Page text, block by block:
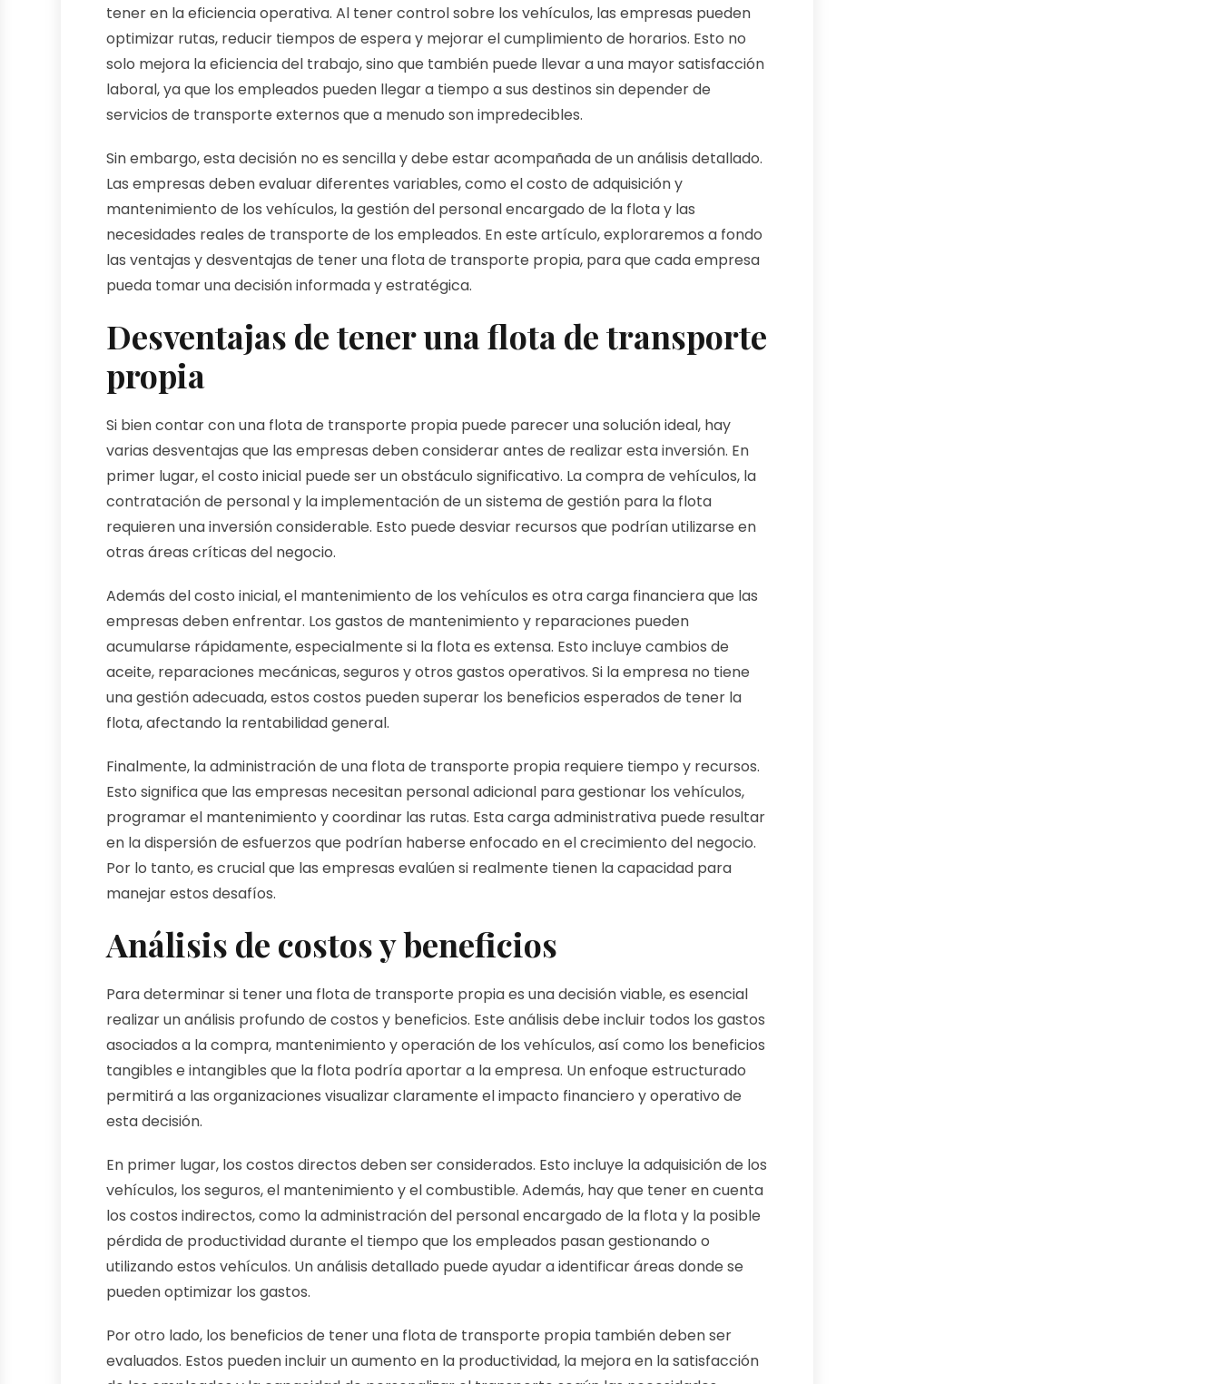
tener en la eficiencia operativa. Al tener control sobre los vehículos, las empresas pueden
optimizar rutas, reducir tiempos de espera y mejorar el cumplimiento de horarios. Esto no
solo mejora la eficiencia del trabajo, sino que también puede llevar a una mayor satisfacción
laboral, ya que los empleados pueden llegar a tiempo a sus destinos sin depender de
servicios de transporte externos que a menudo son impredecibles.
Sin embargo, esta decisión no es sencilla y debe estar acompañada de un análisis detallado.
Las empresas deben evaluar diferentes variables, como el costo de adquisición y
mantenimiento de los vehículos, la gestión del personal encargado de la flota y las
necesidades reales de transporte de los empleados. En este artículo, exploraremos a fondo
las ventajas y desventajas de tener una flota de transporte propia, para que cada empresa
pueda tomar una decisión informada y estratégica.
Desventajas de tener una flota de transporte
propia
Si bien contar con una flota de transporte propia puede parecer una solución ideal, hay
varias desventajas que las empresas deben considerar antes de realizar esta inversión. En
primer lugar, el costo inicial puede ser un obstáculo significativo. La compra de vehículos, la
contratación de personal y la implementación de un sistema de gestión para la flota
requieren una inversión considerable. Esto puede desviar recursos que podrían utilizarse en
otras áreas críticas del negocio.
Además del costo inicial, el mantenimiento de los vehículos es otra carga financiera que las
empresas deben enfrentar. Los gastos de mantenimiento y reparaciones pueden
acumularse rápidamente, especialmente si la flota es extensa. Esto incluye cambios de
aceite, reparaciones mecánicas, seguros y otros gastos operativos. Si la empresa no tiene
una gestión adecuada, estos costos pueden superar los beneficios esperados de tener la
flota, afectando la rentabilidad general.
Finalmente, la administración de una flota de transporte propia requiere tiempo y recursos.
Esto significa que las empresas necesitan personal adicional para gestionar los vehículos,
programar el mantenimiento y coordinar las rutas. Esta carga administrativa puede resultar
en la dispersión de esfuerzos que podrían haberse enfocado en el crecimiento del negocio.
Por lo tanto, es crucial que las empresas evalúen si realmente tienen la capacidad para
manejar estos desafíos.
Análisis de costos y beneficios
Para determinar si tener una flota de transporte propia es una decisión viable, es esencial
realizar un análisis profundo de costos y beneficios. Este análisis debe incluir todos los gastos
asociados a la compra, mantenimiento y operación de los vehículos, así como los beneficios
tangibles e intangibles que la flota podría aportar a la empresa. Un enfoque estructurado
permitirá a las organizaciones visualizar claramente el impacto financiero y operativo de
esta decisión.
En primer lugar, los costos directos deben ser considerados. Esto incluye la adquisición de los
vehículos, los seguros, el mantenimiento y el combustible. Además, hay que tener en cuenta
los costos indirectos, como la administración del personal encargado de la flota y la posible
pérdida de productividad durante el tiempo que los empleados pasan gestionando o
utilizando estos vehículos. Un análisis detallado puede ayudar a identificar áreas donde se
pueden optimizar los gastos.
Por otro lado, los beneficios de tener una flota de transporte propia también deben ser
evaluados. Estos pueden incluir un aumento en la productividad, la mejora en la satisfacción